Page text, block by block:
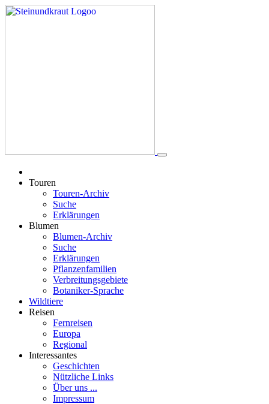
Touren
Touren-Archiv
Suche
Erklärungen
Blumen
Blumen-Archiv
Suche
Erklärungen
Pflanzenfamilien
Verbreitungsgebiete
Botaniker-Sprache
Wildtiere
Reisen
Fernreisen
Europa
Regional
Interessantes
Geschichten
Nützliche Links
Über uns ...
Impressum